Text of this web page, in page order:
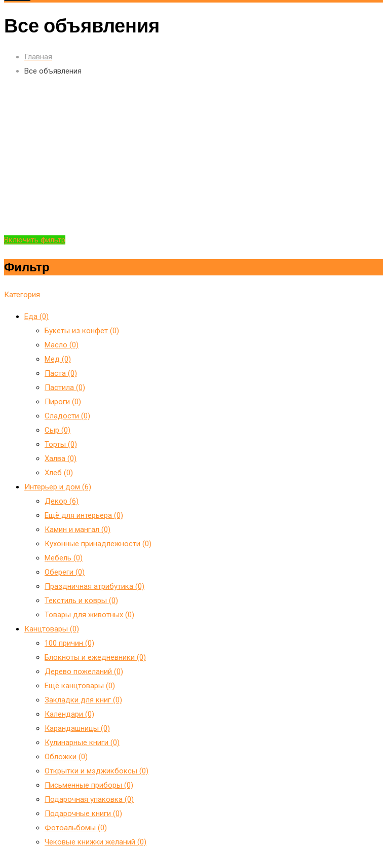
Все объявления
Главная
Все объявления
Включить фильтр
Фильтр
Категория
Еда (0)
Букеты из конфет (0)
Масло (0)
Мед (0)
Паста (0)
Пастила (0)
Пироги (0)
Сладости (0)
Сыр (0)
Торты (0)
Халва (0)
Хлеб (0)
Интерьер и дом (6)
Декор (6)
Ещё для интерьера (0)
Камин и мангал (0)
Кухонные принадлежности (0)
Мебель (0)
Обереги (0)
Праздничная атрибутика (0)
Текстиль и ковры (0)
Товары для животных (0)
Канцтовары (0)
100 причин (0)
Блокноты и ежедневники (0)
Дерево пожеланий (0)
Ещё канцтовары (0)
Закладки для книг (0)
Календари (0)
Карандашницы (0)
Кулинарные книги (0)
Обложки (0)
Открытки и мэджикбоксы (0)
Письменные приборы (0)
Подарочная упаковка (0)
Подарочные книги (0)
Фотоальбомы (0)
Чековые книжки желаний (0)